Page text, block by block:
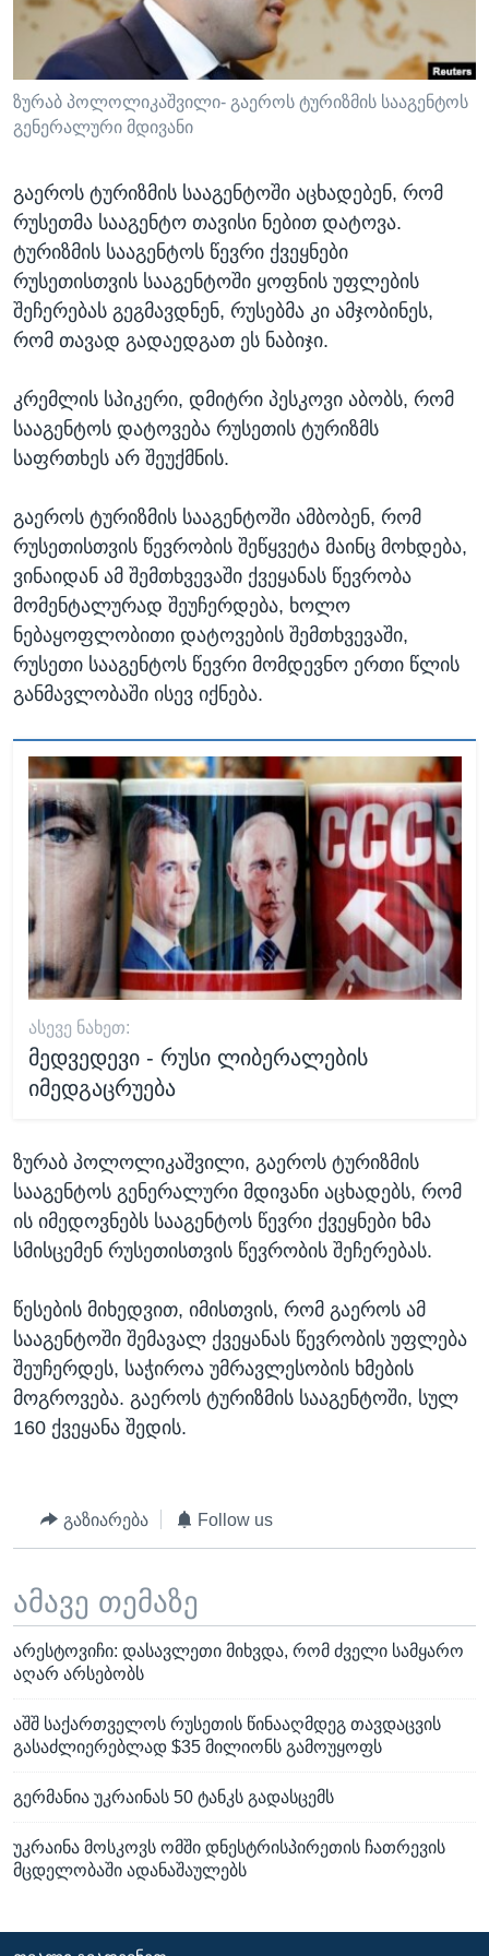
ᲡᲢᲣᲓᲘᲐ ᲕᲐᲨᲘᲜᲒᲢᲝᲜᲘ
ᲔᲙᲝᲜᲝᲛᲘᲙᲐ
ᲯᲐᲜᲛᲠᲗᲔᲚᲝᲑᲐ
ᲛᲔᲪᲜᲘᲔᲠᲔᲑᲐ
ᲘᲜᲢᲔᲠᲕᲘᲣ
ᲒᲐᲚᲘᲚᲔᲝ
ᲓᲔᲖᲘᲜᲤᲝᲠᲛᲐᲪᲘᲐ
Learning English
ᲗᲕᲐᲚᲘ ᲒᲕᲐᲓᲔᲕᲜᲔᲗ
ენები
ზურაბ პოლოლიკაშვილი- გაეროს ტურიზმის სააგენტოს
გენერალური მდივანი
გაეროს ტურიზმის სააგენტოში აცხადებენ, რომ
რუსეთმა სააგენტო თავისი ნებით დატოვა.
ტურიზმის სააგენტოს წევრი ქვეყნები
რუსეთისთვის სააგენტოში ყოფნის უფლების
შეჩერებას გეგმავდნენ, რუსებმა კი ამჯობინეს,
რომ თავად გადაედგათ ეს ნაბიჯი.
კრემლის სპიკერი, დმიტრი პესკოვი აბობს, რომ
სააგენტოს დატოვება რუსეთის ტურიზმს
საფრთხეს არ შეუქმნის.
გაეროს ტურიზმის სააგენტოში ამბობენ, რომ
რუსეთისთვის წევრობის შეწყვეტა მაინც მოხდება,
ვინაიდან ამ შემთხვევაში ქვეყანას წევრობა
მომენტალურად შეუჩერდება, ხოლო
ნებაყოფლობითი დატოვების შემთხვევაში,
რუსეთი სააგენტოს წევრი მომდევნო ერთი წლის
განმავლობაში ისევ იქნება.
ᲐᲡᲔᲕᲔ ᲜᲐᲮᲔᲗ:
მედვედევი - რუსი ლიბერალების
იმედგაცრუება
ზურაბ პოლოლიკაშვილი, გაეროს ტურიზმის
სააგენტოს გენერალური მდივანი აცხადებს, რომ
ის იმედოვნებს სააგენტოს წევრი ქვეყნები ხმა
სმისცემენ რუსეთისთვის წევრობის შეჩერებას.
წესების მიხედვით, იმისთვის, რომ გაეროს ამ
სააგენტოში შემავალ ქვეყანას წევრობის უფლება
შეუჩერდეს, საჭიროა უმრავლესობის ხმების
მოგროვება. გაეროს ტურიზმის სააგენტოში, სულ
160 ქვეყანა შედის.
გაზიარება Follow us
ამავე თემაზე
არესტოვიჩი: დასავლეთი მიხვდა, რომ ძველი სამყარო
აღარ არსებობს
აშშ საქართველოს რუსეთის წინააღმდეგ თავდაცვის
გასაძლიერებლად $35 მილიონს გამოუყოფს
გერმანია უკრაინას 50 ტანკს გადასცემს
უკრაინა მოსკოვს ომში დნესტრისპირეთის ჩათრევის
მცდელობაში ადანაშაულებს